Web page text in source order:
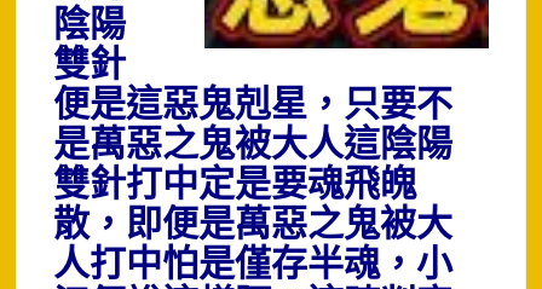
陰陽
雙針
便是這惡鬼剋星，只要不
是萬惡之鬼被大人這陰陽
雙針打中定是要魂飛魄
散，即便是萬惡之鬼被大
人打中怕是僅存半魂，小